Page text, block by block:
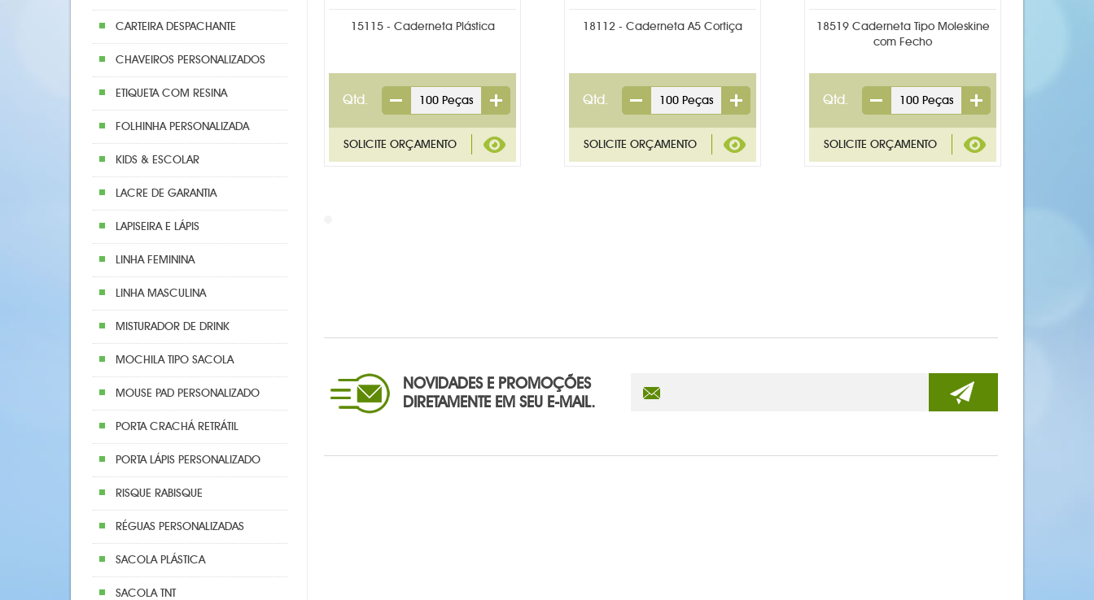
CARTEIRA DESPACHANTE
CHAVEIROS PERSONALIZADOS
ETIQUETA COM RESINA
FOLHINHA PERSONALIZADA
KIDS & ESCOLAR
LACRE DE GARANTIA
LAPISEIRA E LÁPIS
LINHA FEMININA
LINHA MASCULINA
MISTURADOR DE DRINK
MOCHILA TIPO SACOLA
MOUSE PAD PERSONALIZADO
PORTA CRACHÁ RETRÁTIL
PORTA LÁPIS PERSONALIZADO
RISQUE RABISQUE
RÉGUAS PERSONALIZADAS
SACOLA PLÁSTICA
SACOLA TNT
15115 - Caderneta Plástica
Qtd.
18112 - Caderneta A5 Cortiça
Qtd.
18519 Caderneta Tipo Moleskine
com Fecho
Qtd.
NOVIDADES E PROMOÇÕES
DIRETAMENTE EM SEU E-MAIL.